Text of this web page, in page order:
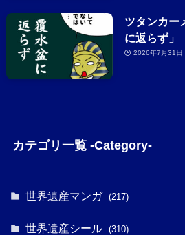
ツタンカー
に返らず」
2026年7月31日
カテゴリ一覧 -Category-
世界遺産マンガ (217)
世界遺産シール (310)